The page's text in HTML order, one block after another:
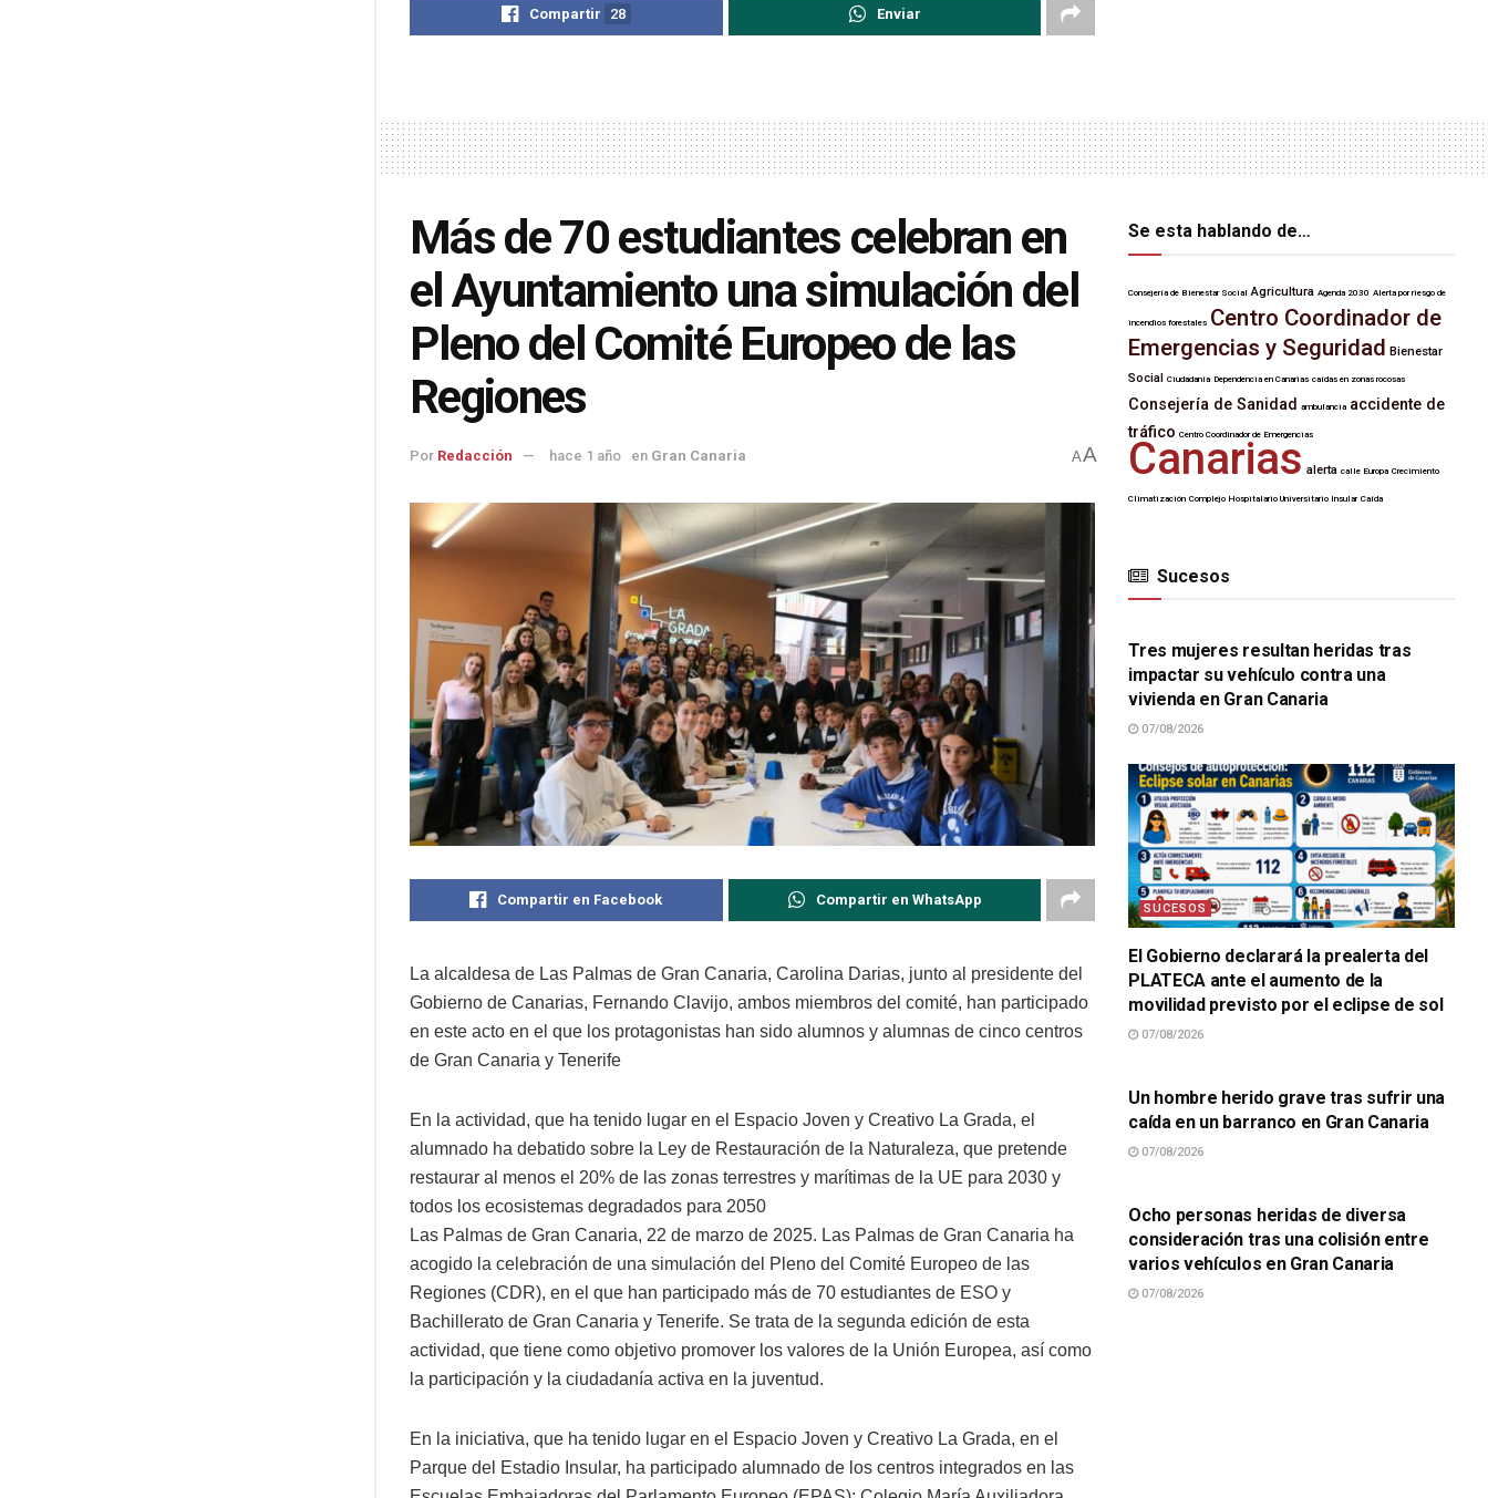
Compartir 28 Enviar
Más de 70 estudiantes celebran en
el Ayuntamiento una simulación del
Pleno del Comité Europeo de las
Regiones
Por Redacción hace 1 año en Gran Canaria AA
Compartir en Facebook Compartir en WhatsApp
La alcaldesa de Las Palmas de Gran Canaria, Carolina Darias, junto al presidente del
Gobierno de Canarias, Fernando Clavijo, ambos miembros del comité, han participado
en este acto en el que los protagonistas han sido alumnos y alumnas de cinco centros
de Gran Canaria y Tenerife
En la actividad, que ha tenido lugar en el Espacio Joven y Creativo La Grada, el
alumnado ha debatido sobre la Ley de Restauración de la Naturaleza, que pretende
restaurar al menos el 20% de las zonas terrestres y marítimas de la UE para 2030 y
todos los ecosistemas degradados para 2050
Las Palmas de Gran Canaria, 22 de marzo de 2025. Las Palmas de Gran Canaria ha
acogido la celebración de una simulación del Pleno del Comité Europeo de las
Regiones (CDR), en el que han participado más de 70 estudiantes de ESO y
Bachillerato de Gran Canaria y Tenerife. Se trata de la segunda edición de esta
actividad, que tiene como objetivo promover los valores de la Unión Europea, así como
la participación y la ciudadanía activa en la juventud.
En la iniciativa, que ha tenido lugar en el Espacio Joven y Creativo La Grada, en el
Parque del Estadio Insular, ha participado alumnado de los centros integrados en las
Se esta hablando de…
Consejería de Bienestar Social Agricultura Agenda 2030 Alerta por riesgo de
incendios forestales Centro Coordinador de
Emergencias y Seguridad
Bienestar
Social
Ciudadanía Dependencia en Canarias caídas en zonas rocosas
Consejería de Sanidad ambulancia accidente de
tráfico Centro Coordinador de Emergencias
Canarias alerta calle Europa Crecimiento
Climatización Complejo Hospitalario Universitario Insular Caída
Sucesos
SUCESOS
Tres mujeres resultan heridas tras
impactar su vehículo contra una
vivienda en Gran Canaria
07/08/2026
SUCESOS
El Gobierno declarará la prealerta del
PLATECA ante el aumento de la
movilidad previsto por el eclipse de sol
07/08/2026
Un hombre herido grave tras sufrir una
caída en un barranco en Gran Canaria
07/08/2026
Ocho personas heridas de diversa
consideración tras una colisión entre
varios vehículos en Gran Canaria
07/08/2026